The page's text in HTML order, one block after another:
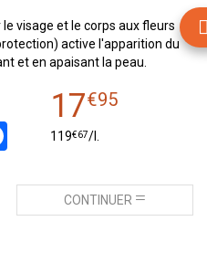
visage et le corps aux fleurs
active l'apparition du
et en apaisant la peau.
Facebook
17€95
119€67/
CONTINUER